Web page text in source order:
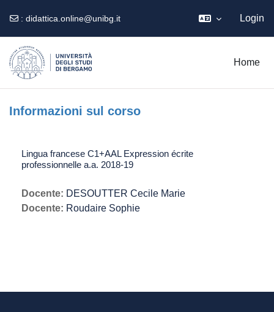
: didattica.online@unibg.it Login
Home
Informazioni sul corso
Lingua francese C1+AAL Expression écrite
professionnelle a.a. 2018-19
Docente: DESOUTTER Cecile Marie
Docente: Roudaire Sophie